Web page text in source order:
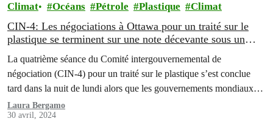
Climat Océans Pétrole Plastique Climat
CIN-4: Les négociations à Ottawa pour un traité sur le
plastique se terminent sur une note décevante sous un
leadership canadien mitigé
La quatrième séance du Comité intergouvernemental de
négociation (CIN-4) pour un traité sur le plastique s’est conclue
tard dans la nuit de lundi alors que les gouvernements mondiaux
n'ont pas réussi à se mettre d'accord sur l'inclusion d'une référence
à la réduction de la production de plastique ou aux polymères dans
Laura Bergamo
30 avril, 2024